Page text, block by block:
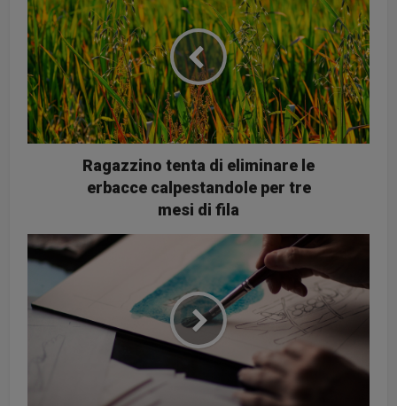
Ragazzino tenta di eliminare le
erbacce calpestandole per tre
mesi di fila